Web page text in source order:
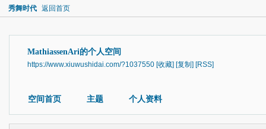
秀舞时代 返回首页
MathiassenAri的个人空间
https://www.xiuwushidai.com/?1037550 [收藏] [复制] [RSS]
空间首页 主题 个人资料